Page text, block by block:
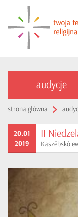
audycje
strona główna
20.01
2019
II
Kaszëbskô